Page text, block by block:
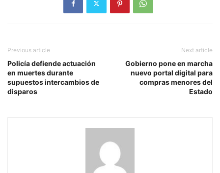
Previous article
Policía defiende actuación
en muertes durante
supuestos intercambios de
disparos
Next article
Gobierno pone en marcha
nuevo portal digital para
compras menores del
Estado